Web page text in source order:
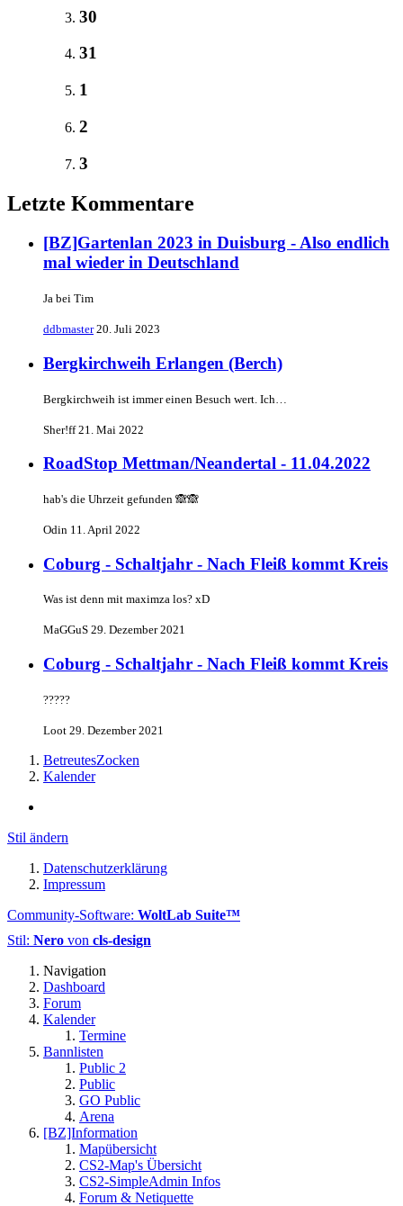
30
31
1
2
3
Letzte Kommentare
[BZ]Gartenlan 2023 in Duisburg - Also endlich
mal wieder in Deutschland
Ja bei Tim
ddbmaster 20. Juli 2023
Bergkirchweih Erlangen (Berch)
Bergkirchweih ist immer einen Besuch wert. Ich…
Sher!ff21. Mai 2022
RoadStop Mettman/Neandertal - 11.04.2022
hab's die Uhrzeit gefunden 🙈🙈
Odin 11. April 2022
Coburg - Schaltjahr - Nach Fleiß kommt Kreis
Was ist denn mit maximza los? xD
MaGGuS 29. Dezember 2021
Coburg - Schaltjahr - Nach Fleiß kommt Kreis
?????
Loot 29. Dezember 2021
BetreutesZocken
Kalender
Stil ändern
Datenschutzerklärung
Impressum
Community-Software: WoltLab Suite™
Stil: Nero von cls-design
Navigation
Dashboard
Forum
Kalender
Termine
Bannlisten
Public 2
Public
GO Public
Arena
[BZ]Information
Mapübersicht
CS2-Map's Übersicht
CS2-SimpleAdmin Infos
Forum & Netiquette